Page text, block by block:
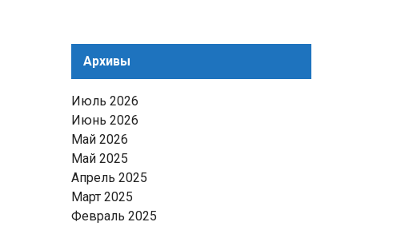
Архивы
Июль 2026
Июнь 2026
Май 2026
Май 2025
Апрель 2025
Март 2025
Февраль 2025